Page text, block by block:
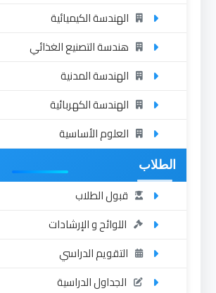
الهندسة الكيميائية
هندسة التصنيع الغذائي
الهندسة المدنية
الهندسة الكهربائية
العلوم الأساسية
الطلاب
قبول الطلاب
اللوائح و الإرشادات
التقويم الدراسي
الجداول الدراسية